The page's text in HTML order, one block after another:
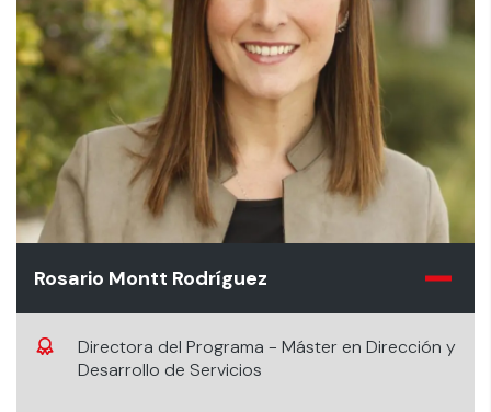
Rosario Montt Rodríguez
Directora del Programa - Máster en Dirección y
Desarrollo de Servicios